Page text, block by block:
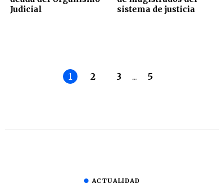
Judicial
sistema de justicia
1 2 3 ... 5
ACTUALIDAD